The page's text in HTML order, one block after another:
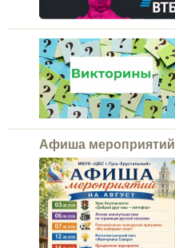
Афиша мероприятий